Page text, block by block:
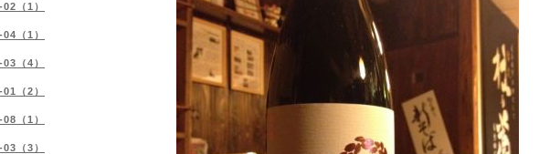
（1）
（1）
（4）
（2）
（1）
（3）